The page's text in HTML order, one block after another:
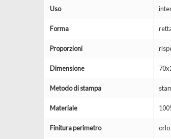
Uso
Forma
Proporzioni
Dimensione
Metodo di stampa
Materiale
Finitura perimetro orlo